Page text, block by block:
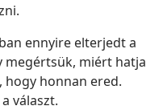
ennyire elterjedt a
megértsük, miért hatja
hogy honnan ered.
választ.